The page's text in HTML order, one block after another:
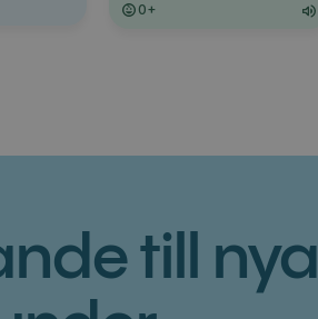
0+
till nya